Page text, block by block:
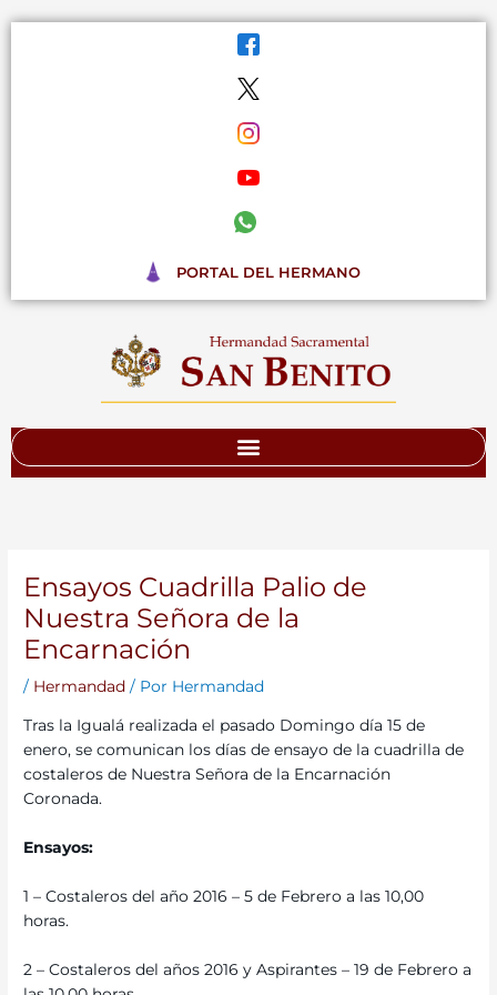
PORTAL DEL HERMANO
Ensayos Cuadrilla Palio de
Nuestra Señora de la
Encarnación
/ Hermandad / Por Hermandad
Tras la Igualá realizada el pasado Domingo día 15 de
enero, se comunican los días de ensayo de la cuadrilla de
costaleros de Nuestra Señora de la Encarnación
Coronada.
Ensayos:
1 – Costaleros del año 2016 – 5 de Febrero a las 10,00
horas.
2 – Costaleros del años 2016 y Aspirantes – 19 de Febrero a